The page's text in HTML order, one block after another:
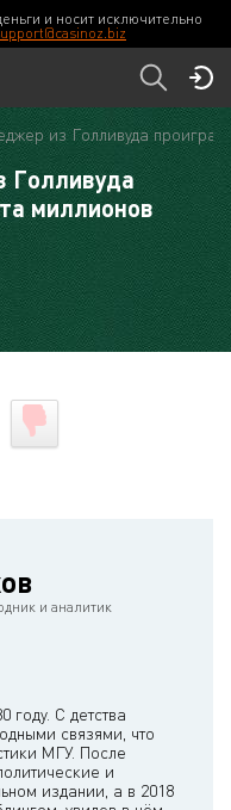
и носит исключительно
из Голливуда проиграл
Голливуда
миллионов
и аналитик
С детства
связями, что
МГУ. После
и
издании, а в 2018